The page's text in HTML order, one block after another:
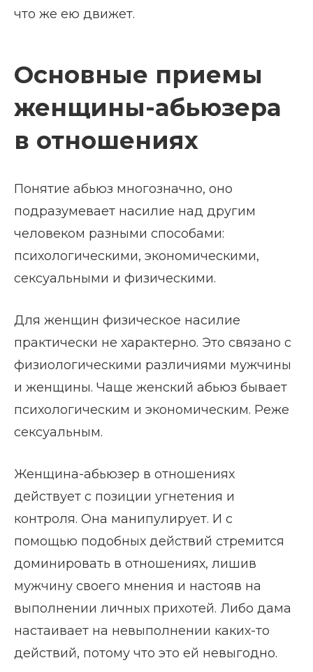
что же ею движет.
Основные приемы
женщины-абьюзера
в отношениях
Понятие абьюз многозначно, оно
подразумевает насилие над другим
человеком разными способами:
психологическими, экономическими,
сексуальными и физическими.
Для женщин физическое насилие
практически не характерно. Это связано с
физиологическими различиями мужчины
и женщины. Чаще женский абьюз бывает
психологическим и экономическим. Реже
сексуальным.
Женщина-абьюзер в отношениях
действует с позиции угнетения и
контроля. Она манипулирует. И с
помощью подобных действий стремится
доминировать в отношениях, лишив
мужчину своего мнения и настояв на
выполнении личных прихотей. Либо дама
настаивает на невыполнении каких-то
действий, потому что это ей невыгодно.